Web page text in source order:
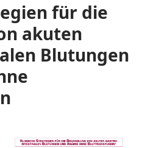
für die
akuten
Blutungen